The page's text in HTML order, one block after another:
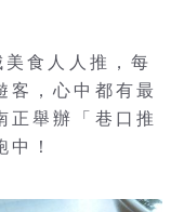
食人人推，每
客，心中都有最
正舉辦「巷口推
中！